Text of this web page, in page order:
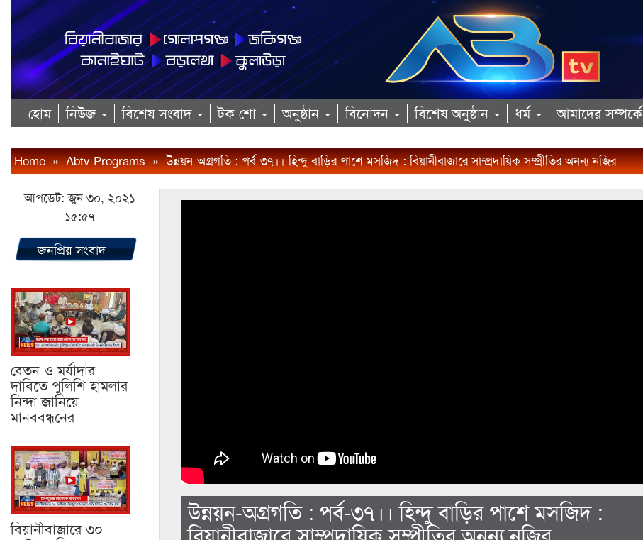
হোম নিউজ বিশেষ সংবাদ টক শো অনুষ্ঠান বিনোদন বিশেষ অনুষ্ঠান ধর্ম আমাদের সম্পর্কে
Home » Abtv Programs » উন্নয়ন-অগ্রগতি : পর্ব-৩৭।। হিন্দু বাড়ির পাশে মসজিদ : বিয়ানীবাজারে সাম্প্রদায়িক সম্প্রীতির অনন্য নজির
আপডেট: জুন ৩০, ২০২১
১৫:৫৭
জনপ্রিয় সংবাদ
বেতন ও মর্যাদার
দাবিতে পুলিশি হামলার
নিন্দা জানিয়ে
মানববন্ধনের
বিয়ানীবাজারে ৩০
উন্নয়ন-অগ্রগতি : পর্ব-৩৭।। হিন্দু বাড়ির পাশে মসজিদ :